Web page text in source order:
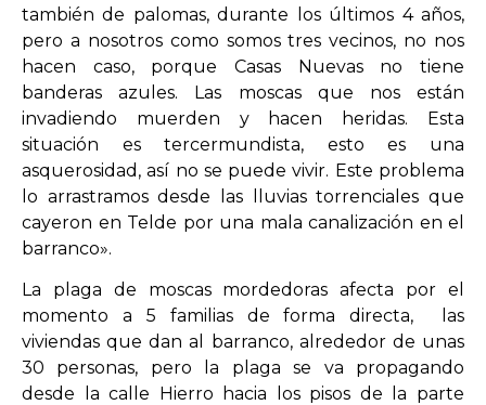
también de palomas, durante los últimos 4 años,
pero a nosotros como somos tres vecinos, no nos
hacen caso, porque Casas Nuevas no tiene
banderas azules. Las moscas que nos están
invadiendo muerden y hacen heridas. Esta
situación es tercermundista, esto es una
asquerosidad, así no se puede vivir. Este problema
lo arrastramos desde las lluvias torrenciales que
cayeron en Telde por una mala canalización en el
barranco».
La plaga de moscas mordedoras afecta por el
momento a 5 familias de forma directa, las
viviendas que dan al barranco, alrededor de unas
30 personas, pero la plaga se va propagando
desde la calle Hierro hacia los pisos de la parte